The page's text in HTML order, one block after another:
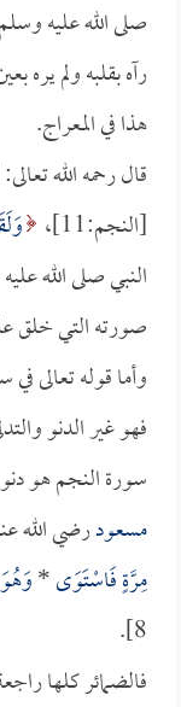
صلى الله عليه
رآه بقلبه ولم يره
هذا في المعراج.
قال رحمه الله
[النجم:11]،
النبي صلى الله
صورته التي خلق
وأما قوله تعالى
فهو غير الدنو
سورة النجم هو
مسعودرضي الله
مِرَّةٍ فَاسْتَوَى*
8].
فالضمائر كلها